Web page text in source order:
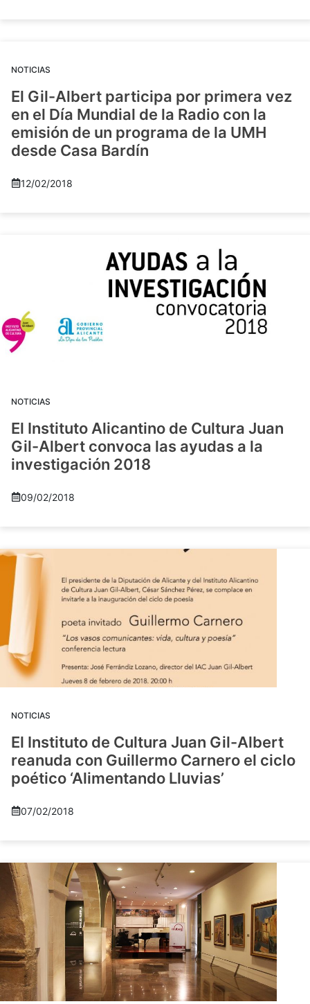
NOTICIAS
El Gil-Albert participa por primera vez
en el Día Mundial de la Radio con la
emisión de un programa de la UMH
desde Casa Bardín
12/02/2018
NOTICIAS
El Instituto Alicantino de Cultura Juan
Gil-Albert convoca las ayudas a la
investigación 2018
09/02/2018
NOTICIAS
El Instituto de Cultura Juan Gil-Albert
reanuda con Guillermo Carnero el ciclo
poético ‘Alimentando Lluvias’
07/02/2018